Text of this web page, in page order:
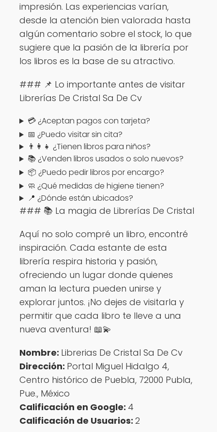
impresión. Las experiencias varían,
desde la atención bien valorada hasta
algún comentario sobre el stock, lo que
sugiere que la pasión de la librería por
los libros es la base de su atractivo.
### 📌 Lo importante antes de visitar
Librerías De Cristal Sa De Cv
💳 ¿Aceptan pagos con tarjeta?
📅 ¿Puedo visitar sin cita?
👨‍👩‍👧 ¿Tienen libros para niños?
📚 ¿Venden libros usados o solo nuevos?
📦 ¿Puedo pedir libros por encargo?
🧼 ¿Qué medidas de higiene tienen?
📍 ¿Dónde están ubicados?
### 📚 La magia de Librerías De Cristal
Aquí no solo compré un libro, encontré
inspiración. Cada estante de esta
librería respira historia y pasión,
ofreciendo un lugar donde quienes
aman la lectura pueden unirse y
explorar juntos. ¡No dejes de visitarla y
permitir que cada libro te lleve a una
nueva aventura! 📖💫
Nombre: Librerias De Cristal Sa De Cv
Dirección: Portal Miguel Hidalgo 4,
Centro histórico de Puebla, 72000 Publa,
Pue., México
Calificación en Google: 4
Calificación de Usuarios: 2